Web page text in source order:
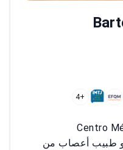
+4
Centro
هو طبيب أعصاب من